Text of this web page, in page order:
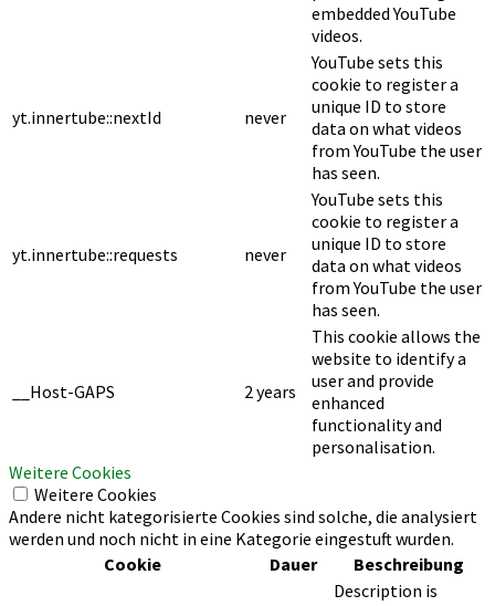
embedded YouTube
videos.
yt.innertube::nextId never
YouTube sets this
cookie to register a
unique ID to store
data on what videos
from YouTube the user
has seen.
yt.innertube::requests never
YouTube sets this
cookie to register a
unique ID to store
data on what videos
from YouTube the user
has seen.
__Host-GAPS 2 years
This cookie allows the
website to identify a
user and provide
enhanced
functionality and
personalisation.
Weitere Cookies
Weitere Cookies
Andere nicht kategorisierte Cookies sind solche, die analysiert
werden und noch nicht in eine Kategorie eingestuft wurden.
Cookie
Dauer Beschreibung
Description is